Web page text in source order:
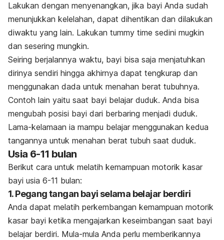
Lakukan dengan menyenangkan, jika bayi Anda sudah
menunjukkan kelelahan, dapat dihentikan dan dilakukan
diwaktu yang lain. Lakukan tummy time sedini mugkin
dan sesering mungkin.
Seiring berjalannya waktu, bayi bisa saja menjatuhkan
dirinya sendiri hingga akhirnya dapat tengkurap dan
menggunakan dada untuk menahan berat tubuhnya.
Contoh lain yaitu saat bayi belajar duduk. Anda bisa
mengubah posisi bayi dari berbaring menjadi duduk.
Lama-kelamaan ia mampu belajar menggunakan kedua
tangannya untuk menahan berat tubuh saat duduk.
Usia 6-11 bulan
Berikut cara untuk melatih kemampuan motorik kasar
bayi usia 6-11 bulan:
1. Pegang tangan bayi selama belajar berdiri
Anda dapat melatih perkembangan kemampuan motorik
kasar bayi ketika mengajarkan keseimbangan saat bayi
belajar berdiri. Mula-mula Anda perlu memberikannya